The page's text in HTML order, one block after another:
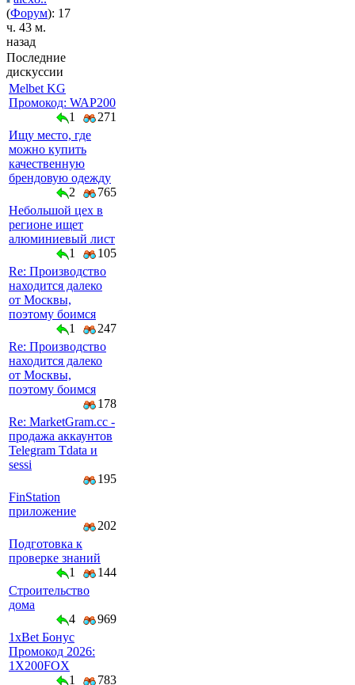
(Форум): 17
ч. 43 м.
назад
Последние
дискуссии
Melbet KG
Промокод: WAP200
1
271
Ищу место, где
можно купить
качественную
брендовую одежду
2
765
Небольшой цех в
регионе ищет
алюминиевый лист
1
105
Re: Производство
находится далеко
от Москвы,
поэтому боимся
1
247
Re: Производство
находится далеко
от Москвы,
поэтому боимся
178
Re: MarketGram.cc -
продажа аккаунтов
Telegram Tdata и
sessi
195
FinStation
приложение
202
Подготовка к
проверке знаний
1
144
Строительство
дома
4
969
1xBet Бонус
Промокод 2026:
1X200FOX
1
783